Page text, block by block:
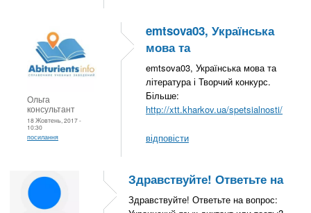
Ольга
консультант
18 Жовтень, 2017 -
10:30
посилання
emtsova03, Українська
мова та
emtsova03, Українська мова та
література і Творчий конкурс.
Більше:
http://xtt.kharkov.ua/spetsialnosti/
відповісти
Здравствуйте! Ответьте на
Здравствуйте! Ответьте на вопрос: